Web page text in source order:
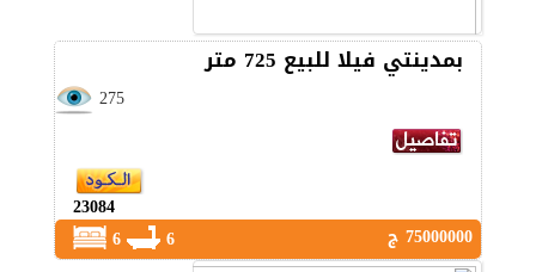
بمدينتي فيلا للبيع 725 متر
275
23084
75000000 ج
6